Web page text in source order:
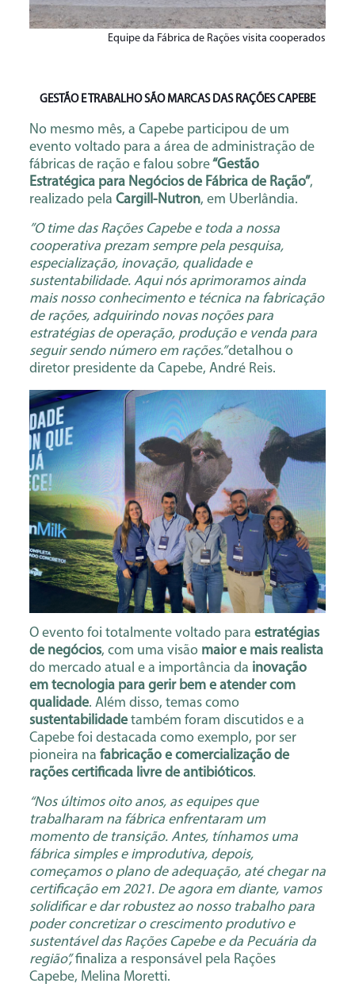
Equipe da Fábrica de Rações visita cooperados
GESTÃO E TRABALHO SÃO MARCAS DAS RAÇÕES CAPEBE
No mesmo mês, a Capebe participou de um
evento voltado para a área de administração de
fábricas de ração e falou sobre“Gestão
Estratégica para Negócios de Fábrica de Ração”,
realizado pela Cargill-Nutron, em Uberlândia.
”O time das Rações Capebe e toda a nossa
cooperativa prezam sempre pela pesquisa,
especialização, inovação, qualidade e
sustentabilidade. Aqui nós aprimoramos ainda
mais nosso conhecimento e técnica na fabricação
de rações, adquirindo novas noções para
estratégias de operação, produção e venda para
seguir sendo número em rações.”detalhou o
diretor presidente da Capebe, André Reis.
O evento foi totalmente voltado para estratégias
de negócios, com uma visão maior e mais realista
do mercado atual e a importância da inovação
em tecnologia para gerir bem e atender com
qualidade. Além disso, temas como
sustentabilidadetambém foram discutidos e a
Capebe foi destacada como exemplo, por ser
pioneira na fabricação e comercialização de
rações certificada livre de antibióticos.
“Nos últimos oito anos, as equipes que
trabalharam na fábrica enfrentaram um
momento de transição. Antes, tínhamos uma
fábrica simples e improdutiva, depois,
começamos o plano de adequação, até chegar na
certificação em 2021. De agora em diante, vamos
solidificar e dar robustez ao nosso trabalho para
poder concretizar o crescimento produtivo e
sustentável das Rações Capebe e da Pecuária da
região”,finaliza a responsável pela Rações
Capebe, Melina Moretti.